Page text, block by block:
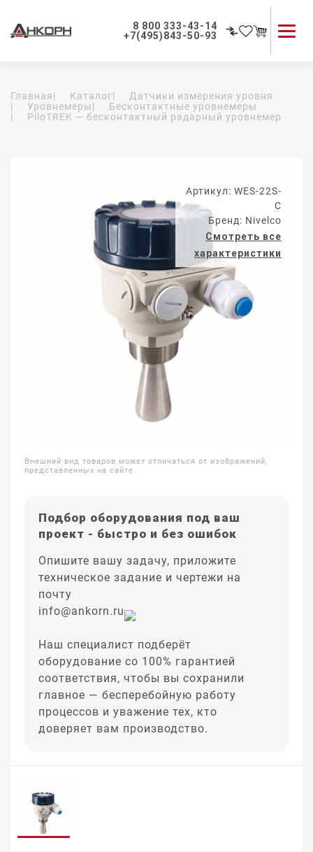
8 800 333-43-14
+7(495)843-50-93
Применение приборов
Как мы работаем
Главная| Каталог|
Датчики измерения уровня
|
Уровнемеры|
Бесконтактные уровнемеры
|
PiloTREK — бесконтактный радарный уровнемер
Артикул: WES-22S-
C
Бренд: Nivelco
Смотреть все
характеристики
Внешний вид товаров может отличаться от изображений,
представленных на сайте.
Подбор оборудования под ваш
проект - быстро и без ошибок
Опишите вашу задачу, приложите
техническое задание и чертежи на
почту
info@ankorn.ru
Наш специалист подберёт
оборудование со 100% гарантией
соответствия, чтобы вы сохранили
главное — бесперебойную работу
процессов и уважение тех, кто
доверяет вам производство.